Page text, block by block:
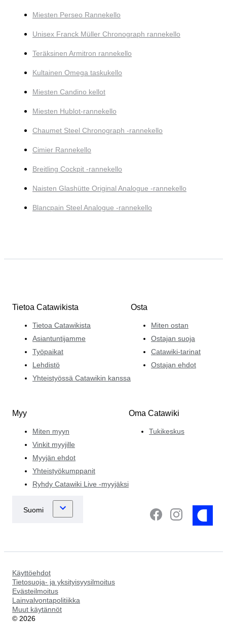
Miesten Perseo Rannekello
Unisex Franck Müller Chronograph rannekello
Teräksinen Armitron rannekello
Kultainen Omega taskukello
Miesten Candino kellot
Miesten Hublot-rannekello
Chaumet Steel Chronograph -rannekello
Cimier Rannekello
Breitling Cockpit -rannekello
Naisten Glashütte Original Analogue -rannekello
Blancpain Steel Analogue -rannekello
Tietoa Catawikista
Tietoa Catawikista
Asiantuntijamme
Työpaikat
Lehdistö
Yhteistyössä Catawikin kanssa
Osta
Miten ostan
Ostajan suoja
Catawiki-tarinat
Ostajan ehdot
Myy
Miten myyn
Vinkit myyjille
Myyjän ehdot
Yhteistyökumppanit
Ryhdy Catawiki Live -myyjäksi
Oma Catawiki
Tukikeskus
Käyttöehdot
Tietosuoja- ja yksityisyysilmoitus
Evästeilmoitus
Lainvalvontapolitiikka
Muut käytännöt
© 2026